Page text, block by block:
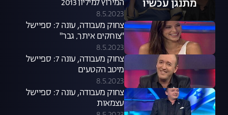
מתנגן עכשיו
המירוץ למיליון 2013
8.5.2023
צחוק מעבודה, עונה 7: ספיישל
"צוחקים איתך, גבר"
8.5.2023
צחוק מעבודה, עונה 7: ספיישל
מיטב הקטעים
8.5.2023
צחוק מעבודה, עונה 7: ספיישל
עצמאות